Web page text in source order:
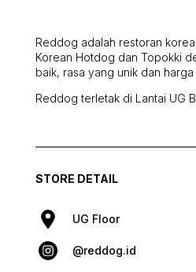
Reddog adalah restoran
Korean Hotdog dan Topokki
baik, rasa yang unik dan
Reddog terletak di Lantai UG
STORE DETAIL
UG Floor
@reddog.id